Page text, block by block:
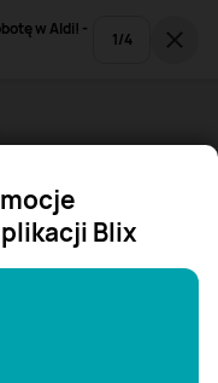
w Aldi! -
1/4
Blix